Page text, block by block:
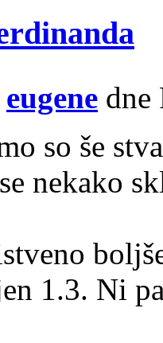
eugene dne
so še
nekako
1.3. Ni